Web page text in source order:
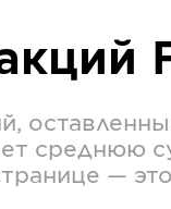
среднюю
—